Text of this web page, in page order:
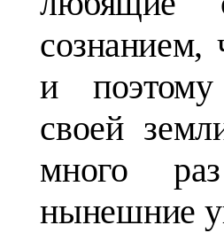
и
своей
много
нынешние